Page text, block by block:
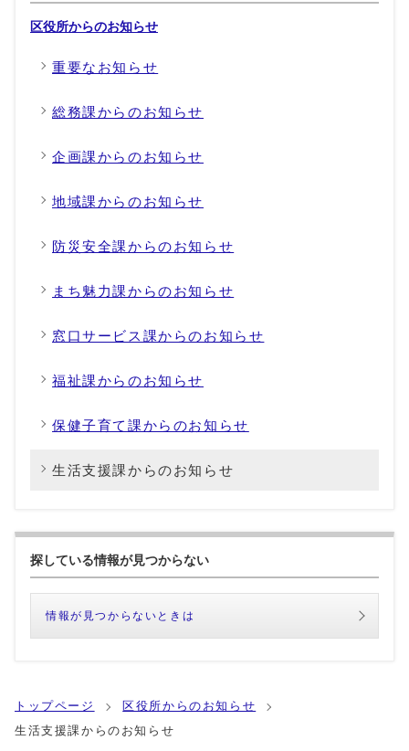
区役所からのお知らせ
重要なお知らせ
総務課からのお知らせ
企画課からのお知らせ
地域課からのお知らせ
防災安全課からのお知らせ
まち魅力課からのお知らせ
窓口サービス課からのお知らせ
福祉課からのお知らせ
保健子育て課からのお知らせ
生活支援課からのお知らせ
探している情報が見つからない
情報が見つからないときは
トップページ
区役所からのお知らせ
生活支援課からのお知らせ